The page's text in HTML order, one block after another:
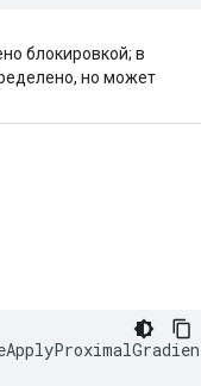
блокировкой; в
но может